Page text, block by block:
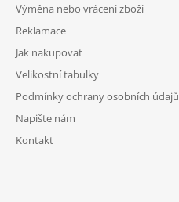
Výměna nebo vrácení zboží
Reklamace
Jak nakupovat
Velikostní tabulky
Podmínky ochrany osobních údajů
Napište nám
Kontakt